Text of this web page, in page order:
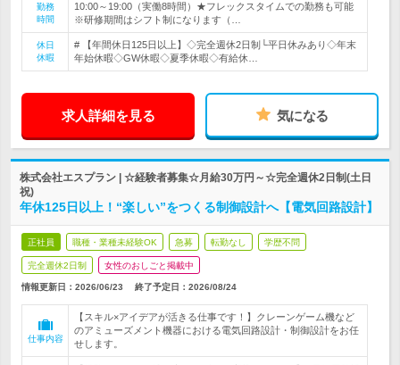
勤務
時間
10:00～19:00（実働8時間）★フレックスタイムでの勤務も可能
※研修期間はシフト制になります（…
休日
休暇
# 【年間休日125日以上】◇完全週休2日制└平日休みあり◇年末
年始休暇◇GW休暇◇夏季休暇◇有給休…
求人詳細を見る 気になる
株式会社エスプラン | ☆経験者募集☆月給30万円～☆完全週休2日制(土日
祝)
年休125日以上！“楽しい”をつくる制御設計へ【電気回路設計】
正社員 職種・業種未経験OK 急募 転勤なし 学歴不問
完全週休2日制 女性のおしごと掲載中
情報更新日：2026/06/23 終了予定日： 2026/08/24
仕事内容
【スキル×アイデアが活きる仕事です！】クレーンゲーム機など
のアミューズメント機器における電気回路設計・制御設計をお任
せします。